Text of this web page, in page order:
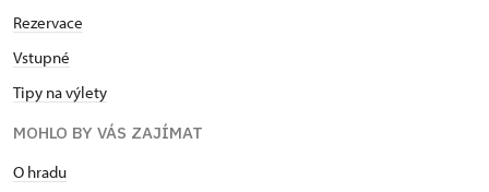
Rezervace
Vstupné
Tipy na výlety
MOHLO BY VÁS ZAJÍMAT
O hradu